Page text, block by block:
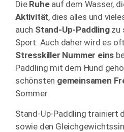
Die Ruheauf dem Wasser,
Aktivität, dies alles und
auch Stand-Up-Paddlingzu
Sport. Auch daher wird es
Stresskiller Nummer eins
Paddling mit dem Hund
schönsten gemeinsamen
Sommer.
Stand-Up-Paddling trainiert
sowie den